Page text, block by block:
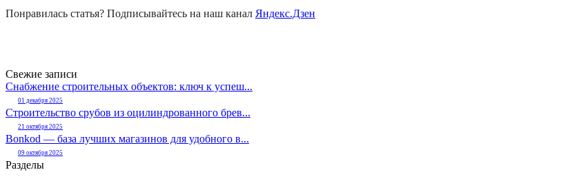
Понравилась статья? Подписывайтесь на наш канал Яндекс.Дзен
Свежие записи
Снабжение строительных объектов: ключ к успеш...
01 декабря 2025
Строительство срубов из оцилиндрованного брев...
21 октября 2025
Bonkod — база лучших магазинов для удобного в...
09 октября 2025
Разделы